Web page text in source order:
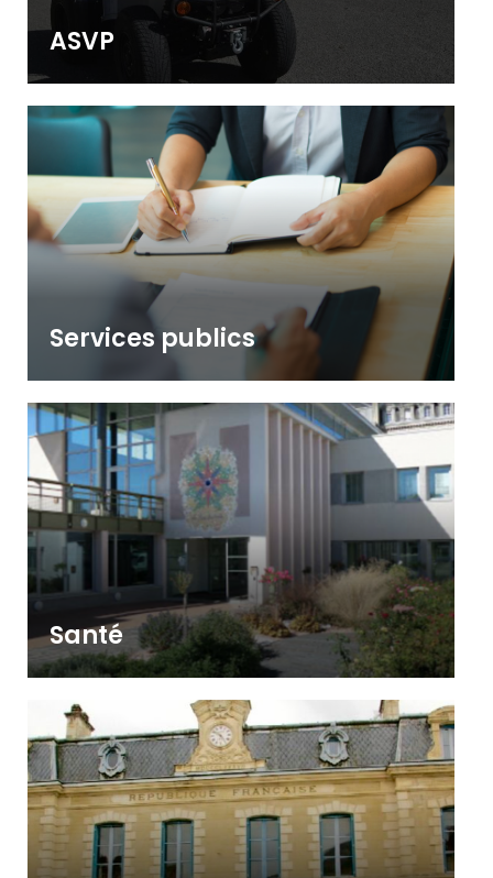
ASVP
Services publics
Santé